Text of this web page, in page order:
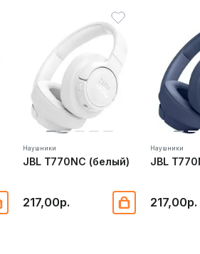
Наушники
JBL T770NC (белый)
217,00р.
Наушники
JBL
217,00р.